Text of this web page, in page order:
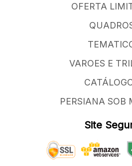
OFERTA
VAROES E
PERSIANA SOB
Site